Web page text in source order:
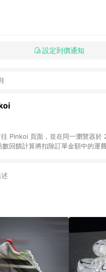
設定到價通知
Pinkoi 頁面，並在同一瀏覽器
回饋計算將扣除訂單金額中的運
v4.6.0 / iOS v4.1.5 以上才
於 LINE 購物前往 Pinkoi 頁面後